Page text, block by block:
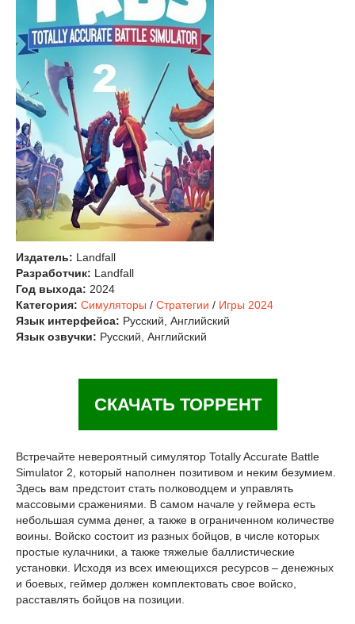
Издатель: Landfall
Разработчик: Landfall
Год выхода: 2024
Категория: Симуляторы / Стратегии / Игры 2024
Язык интерфейса: Русский, Английский
Язык озвучки: Русский, Английский
СКАЧАТЬ ТОРРЕНТ
Встречайте невероятный симулятор Totally Accurate Battle
Simulator 2, который наполнен позитивом и неким безумием.
Здесь вам предстоит стать полководцем и управлять
массовыми сражениями. В самом начале у геймера есть
небольшая сумма денег, а также в ограниченном количестве
воины. Войско состоит из разных бойцов, в числе которых
простые кулачники, а также тяжелые баллистические
установки. Исходя из всех имеющихся ресурсов – денежных
и боевых, геймер должен комплектовать свое войско,
расставлять бойцов на позиции.